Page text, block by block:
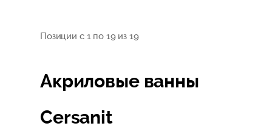
Позиции с 1 по 19 из 19
Акриловые ванны
Cersanit